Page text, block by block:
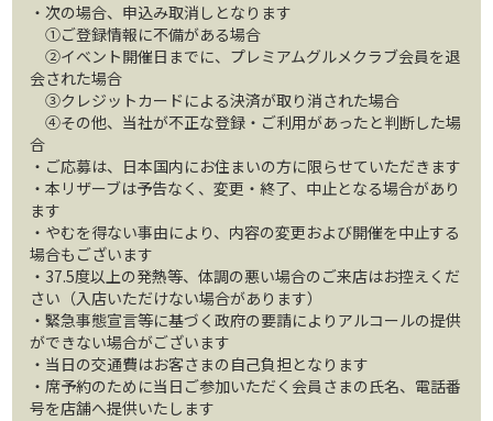
・次の場合、申込み取消しとなります
①ご登録情報に不備がある場合
②イベント開催日までに、プレミアムグルメクラブ会員を退
会された場合
③クレジットカードによる決済が取り消された場合
④その他、当社が不正な登録・ご利用があったと判断した場
合
・ご応募は、日本国内にお住まいの方に限らせていただきます
・本リザーブは予告なく、変更・終了、中止となる場合があり
ます
・やむを得ない事由により、内容の変更および開催を中止する
場合もございます
・37.5度以上の発熱等、体調の悪い場合のご来店はお控えくだ
さい（入店いただけない場合があります）
・緊急事態宣言等に基づく政府の要請によりアルコールの提供
ができない場合がございます
・当日の交通費はお客さまの自己負担となります
・席予約のために当日ご参加いただく会員さまの氏名、電話番
号を店舗へ提供いたします